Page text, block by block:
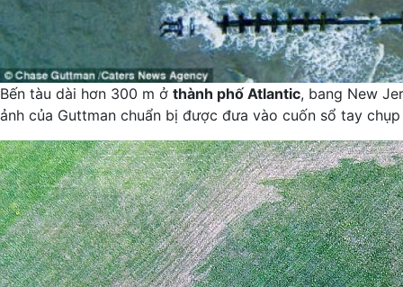
Bến tàu dài hơn 300 m ở thành phố Atlantic, bang New
ảnh của Guttman chuẩn bị được đưa vào cuốn sổ tay